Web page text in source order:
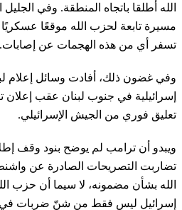
الله أُطلقا باتجاه المنطقة. وفي
مسيرة تابعة لحزب الله موقعًا
تسفر أي من هذه الهجمات عن إصابات.
وفي غضون ذلك، أفادت وسائل إعلام
إسرائيلية في جنوب لبنان عقب إعلان
تعليق فوري من الجيش الإسرائيلي.
ويبدو أن ترامب لم يوضح بنود وقف
تضاربت التصريحات الصادرة عن
الله بشأن مضمونه، لا سيما أن حزب
إسرائيل ليس فقط من شنّ ضربات في